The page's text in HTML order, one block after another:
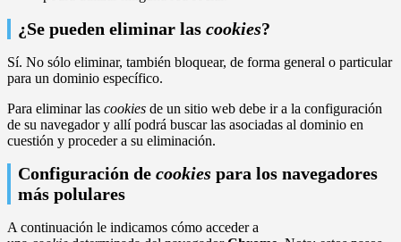
¿Se pueden eliminar las cookies?
Sí. No sólo eliminar, también bloquear, de forma general o particular
para un dominio específico.
Para eliminar las cookies de un sitio web debe ir a la configuración
de su navegador y allí podrá buscar las asociadas al dominio en
cuestión y proceder a su eliminación.
Configuración de cookies para los navegadores
más polulares
A continuación le indicamos cómo acceder a